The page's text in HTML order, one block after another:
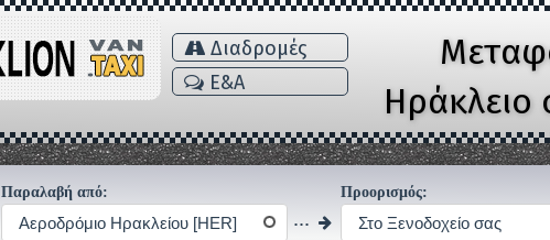
Διαδρομές
E&A
Ηράκλειο
Παραλαβή από:
Αεροδρόμιο Ηρακλείου [HER] ...
Προορισμός:
Στο Ξενοδοχείο σας